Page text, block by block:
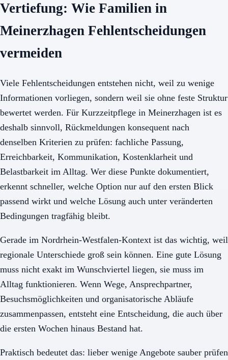
Vertiefung: Wie Familien in
Meinerzhagen Fehlentscheidungen
vermeiden
Viele Fehlentscheidungen entstehen nicht, weil zu wenige
Informationen vorliegen, sondern weil sie ohne feste Struktur
bewertet werden. Für Kurzzeitpflege in Meinerzhagen ist es
deshalb sinnvoll, Rückmeldungen konsequent nach
denselben Kriterien zu prüfen: fachliche Passung,
Erreichbarkeit, Kommunikation, Kostenklarheit und
Belastbarkeit im Alltag. Wer diese Punkte dokumentiert,
erkennt schneller, welche Option nur auf den ersten Blick
passend wirkt und welche Lösung auch unter veränderten
Bedingungen tragfähig bleibt.
Gerade im Nordrhein-Westfalen-Kontext ist das wichtig, weil
regionale Unterschiede groß sein können. Eine gute Lösung
muss nicht exakt im Wunschviertel liegen, sie muss im
Alltag funktionieren. Wenn Wege, Ansprechpartner,
Besuchsmöglichkeiten und organisatorische Abläufe
zusammenpassen, entsteht eine Entscheidung, die auch über
die ersten Wochen hinaus Bestand hat.
Praktisch bedeutet das: lieber wenige Angebote sauber prüfen